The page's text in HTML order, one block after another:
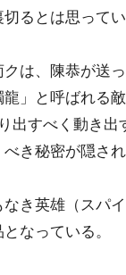
るとは思って
、陳恭が送っ
」と呼ばれる
出すべく動き
き秘密が隠さ
き英雄（スパ
なっている。